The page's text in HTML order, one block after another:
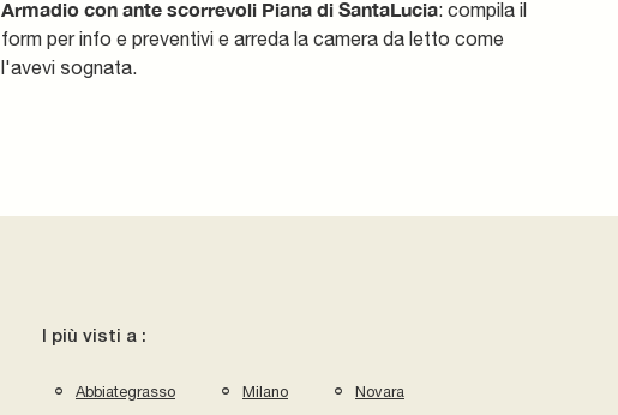
Armadio con ante scorrevoli Piana di SantaLucia: compila il
form per info e preventivi e arreda la camera da letto come
l'avevi sognata.
I più visti a :
Abbiategrasso Milano Novara